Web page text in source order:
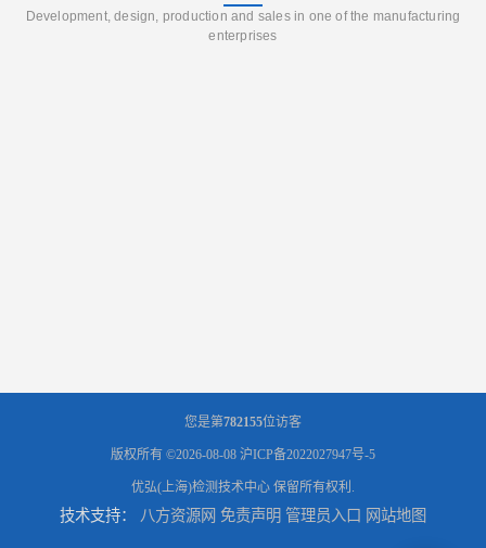
Development, design, production and sales in one of the manufacturing
enterprises
您是第782155位访客
版权所有 ©2026-08-08 沪ICP备2022027947号-5
优弘(上海)检测技术中心 保留所有权利.
技术支持： 八方资源网 免责声明 管理员入口 网站地图